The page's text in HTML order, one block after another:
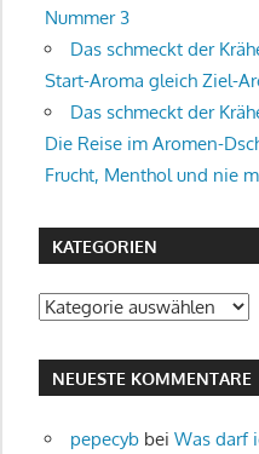
Nummer 3
Das schmeckt der
Start-Aroma gleich Ziel-
Das schmeckt der
Die Reise im Aromen-
Frucht, Menthol und nie
KATEGORIEN
Kategorien
NEUESTE KOMMENTARE
pepecybbei Was darf